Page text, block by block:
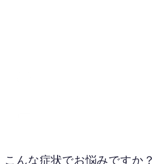
こんな症状でお悩みですか？